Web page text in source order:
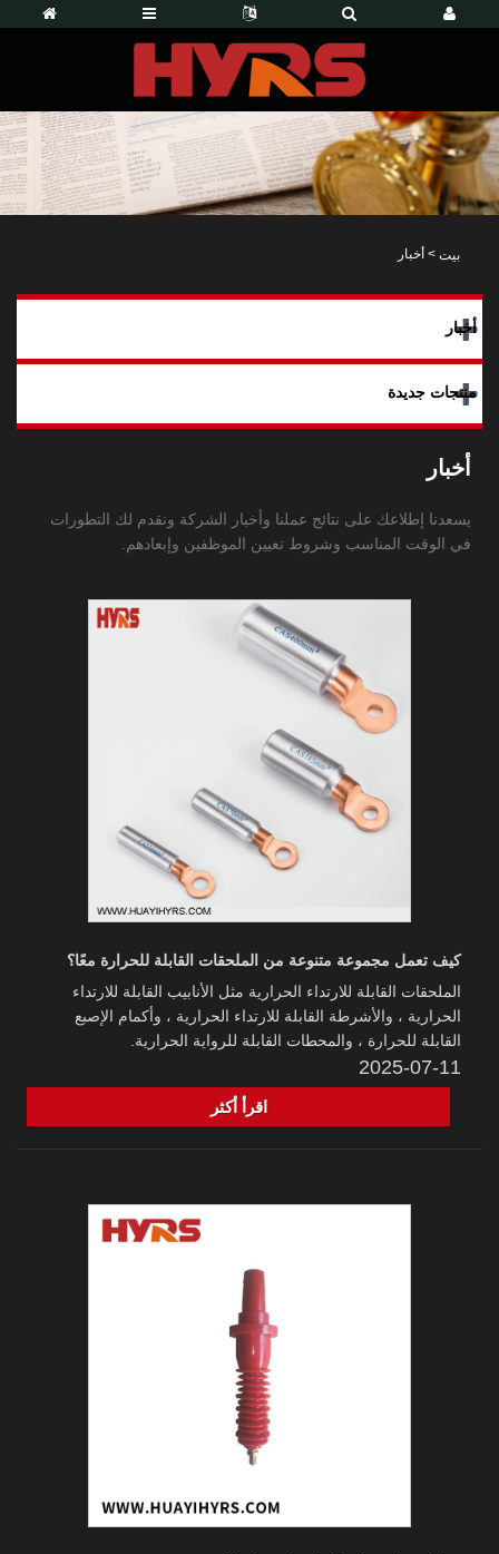
بيت > أخبار
أخبار
منتجات جديدة
أخبار
يسعدنا إطلاعك على نتائج عملنا وأخبار الشركة ونقدم لك التطورات
في الوقت المناسب وشروط تعيين الموظفين وإبعادهم.
كيف تعمل مجموعة متنوعة من الملحقات القابلة للحرارة معًا؟
الملحقات القابلة للارتداء الحرارية مثل الأنابيب القابلة للارتداء
الحرارية ، والأشرطة القابلة للارتداء الحرارية ، وأكمام الإصبع
القابلة للحرارة ، والمحطات القابلة للرواية الحرارية.
2025-07-11
اقرأ أكثر